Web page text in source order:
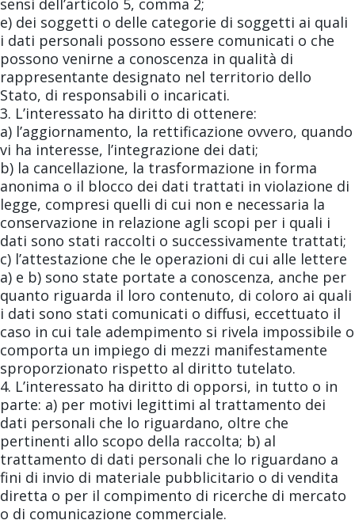
sensi dell’articolo 5, comma 2;
e) dei soggetti o delle categorie di soggetti ai quali
i dati personali possono essere comunicati o che
possono venirne a conoscenza in qualità di
rappresentante designato nel territorio dello
Stato, di responsabili o incaricati.
3. L’interessato ha diritto di ottenere:
a) l’aggiornamento, la rettificazione ovvero, quando
vi ha interesse, l’integrazione dei dati;
b) la cancellazione, la trasformazione in forma
anonima o il blocco dei dati trattati in violazione di
legge, compresi quelli di cui non e necessaria la
conservazione in relazione agli scopi per i quali i
dati sono stati raccolti o successivamente trattati;
c) l’attestazione che le operazioni di cui alle lettere
a) e b) sono state portate a conoscenza, anche per
quanto riguarda il loro contenuto, di coloro ai quali
i dati sono stati comunicati o diffusi, eccettuato il
caso in cui tale adempimento si rivela impossibile o
comporta un impiego di mezzi manifestamente
sproporzionato rispetto al diritto tutelato.
4. L’interessato ha diritto di opporsi, in tutto o in
parte: a) per motivi legittimi al trattamento dei
dati personali che lo riguardano, oltre che
pertinenti allo scopo della raccolta; b) al
trattamento di dati personali che lo riguardano a
fini di invio di materiale pubblicitario o di vendita
diretta o per il compimento di ricerche di mercato
o di comunicazione commerciale.